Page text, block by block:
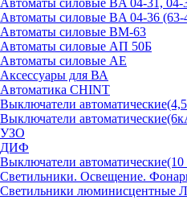
Автоматы силовые BA 04-31,
Автоматы силовые BA 04-36
Автоматы силовые ВМ-63
Автоматы силовые АП 50Б
Автоматы силовые АЕ
Аксессуары для ВА
Автоматика CHINT
Выключатели
Выключатели
УЗО
ДИФ
Выключатели
Светильники. Освещение.
Светильники